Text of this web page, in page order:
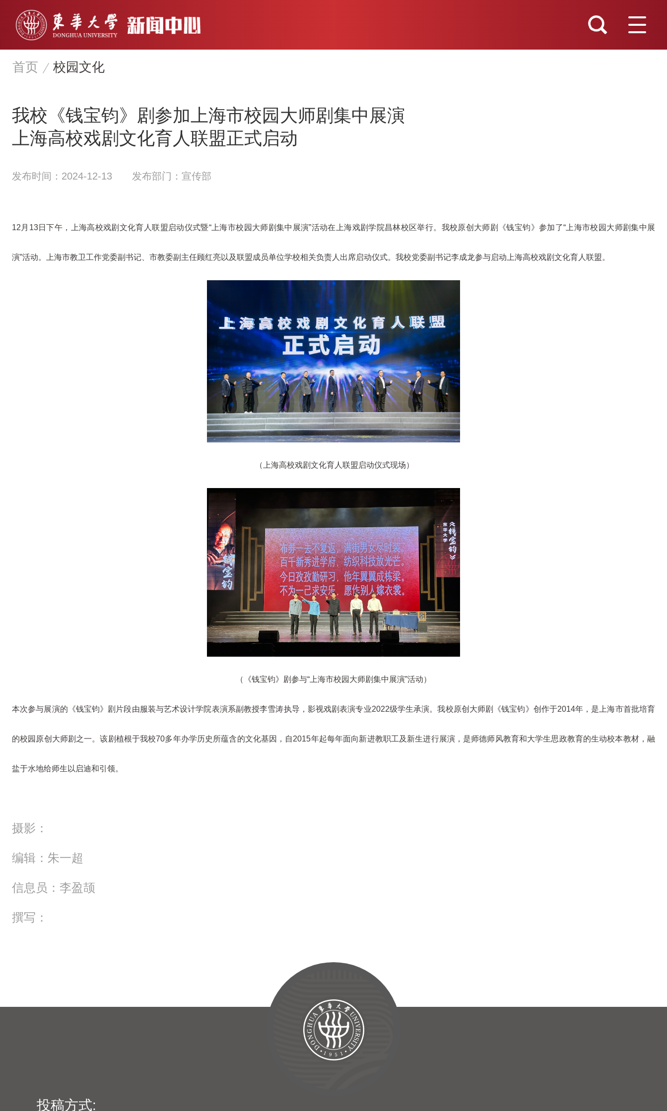
首页 校园文化
我校《钱宝钧》剧参加上海市校园大师剧集中展演
上海高校戏剧文化育人联盟正式启动
发布时间：2024-12-13 发布部门：宣传部
12月13日下午，上海高校戏剧文化育人联盟启动仪式暨“上海市校园大师剧集中展演”活动在上海戏剧学院昌林校区举行。我校原创大师剧《钱宝钧》参加了“上海市校园大师剧集中展
演”活动。上海市教卫工作党委副书记、市教委副主任顾红亮以及联盟成员单位学校相关负责人出席启动仪式。我校党委副书记李成龙参与启动上海高校戏剧文化育人联盟。
（上海高校戏剧文化育人联盟启动仪式现场）
（《钱宝钧》剧参与“上海市校园大师剧集中展演”活动）
本次参与展演的《钱宝钧》剧片段由服装与艺术设计学院表演系副教授李雪涛执导，影视戏剧表演专业2022级学生承演。我校原创大师剧《钱宝钧》创作于2014年，是上海市首批培育
的校园原创大师剧之一。该剧植根于我校70多年办学历史所蕴含的文化基因，自2015年起每年面向新进教职工及新生进行展演，是师德师风教育和大学生思政教育的生动校本教材，融
盐于水地给师生以启迪和引领。
摄影：
编辑：朱一超
信息员：李盈颉
撰写：
投稿方式: